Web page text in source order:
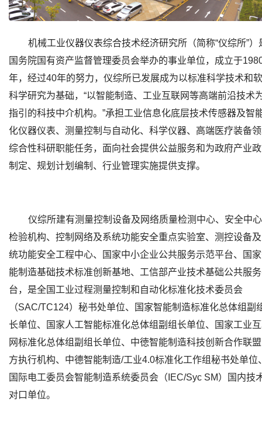
机械工业仪器仪表综合技术经济研究所（简称“仪综所”）
国务院国有资产监督管理委员会举办的事业单位，成立于
年，经过40年的努力，仪综所已发展成为以标准科学技术和软
科学研究为基础，“以智能制造、工业互联网等高端前沿技术
指引的科技中介机构。”承担工业信息化底层技术传感器及智
化仪器仪表、测量控制与自动化、科学仪器、高端医疗装备
综合性科研职能任务，面向社会提供公益服务和为政府产业
制定、规划计划编制、行业管理实施提供支撑。
仪综所建有测量控制设备及网络质量检测中心、安全中心
检验机构、控制网络及系统功能安全重点实验室、测控设备
统功能安全工程中心、国家中小企业公共服务示范平台、国
能制造基础技术标准创新基地、工信部产业技术基础公共服
台，是全国工业过程测量控制和自动化标准化技术委员会
（SAC/TC124）秘书处单位、国家智能制造标准化总体组副
长单位、国家人工智能标准化总体组副组长单位、国家工业
网标准化总体组副组长单位、中徳智能制造科技创新合作联
方执行机构、中德智能制造/工业4.0标准化工作组秘书处单位
国际电工委员会智能制造系统委员会（IEC/Syc SM）国内技
对口单位。